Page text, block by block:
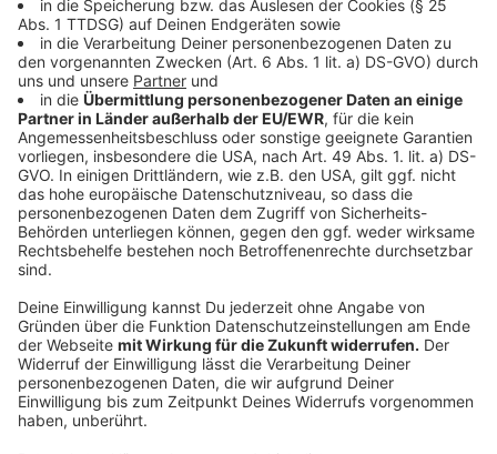
TOM PETTY – Into The Great Wide Open
IGGY POP – The Passenger
THE BEATLES – Here Comes The Sun
SNIFF 'N' THE TEARS – Driver’s Seat
BRUCE SPRINGSTEEN – I’m On Fire
LYNYRD SKYNYRD - Sweet Home Alabama